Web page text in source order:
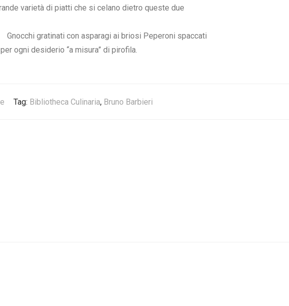
varietà di piatti che si celano dietro queste due
gratinati con asparagi ai briosi Peperoni spaccati
ogni desiderio “a misura” di pirofila.
Tag: Bibliotheca Culinaria, Bruno Barbieri